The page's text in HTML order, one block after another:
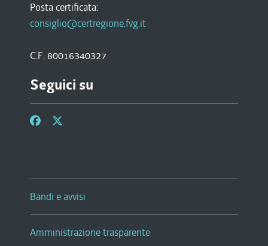
Posta certificata:
consiglio@certregione.fvg.it
C.F. 80016340327
Seguici su
Bandi e avvisi
Amministrazione trasparente